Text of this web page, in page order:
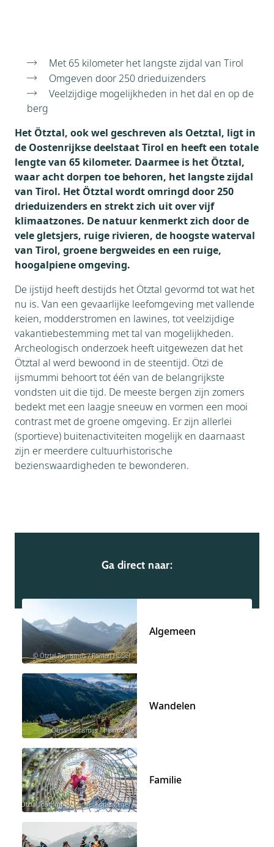
Bezienswaardigheden
Omgeving
Met 65 kilometer het langste zijdal van Tirol
Omgeven door 250 drieduizenders
Veelzijdige mogelijkheden in het dal en op de
berg
Het Ötztal, ook wel geschreven als Oetztal, ligt in
de Oostenrijkse deelstaat Tirol en heeft een totale
lengte van 65 kilometer. Daarmee is het Ötztal,
waar acht dorpen toe behoren, het langste zijdal
van Tirol. Het Ötztal wordt omringd door 250
drieduizenders en strekt zich uit over vijf
klimaatzones. De natuur kenmerkt zich door de
vele gletsjers, ruige rivieren, de hoogste waterval
van Tirol, groene bergweides en een ruige,
hoogalpiene omgeving.
De ijstijd heeft destijds het Ötztal gevormd tot wat het
nu is. Van een gevaarlijke leefomgeving met vallende
keien, modderstromen en lawines, tot veelzijdige
vakantiebestemming met tal van mogelijkheden.
Archeologisch onderzoek heeft uitgewezen dat het
Ötztal al werd bewoond in de steentijd. Ötzi de
ijsmummi behoort tot één van de belangrijkste
vondsten uit die tijd. De meeste bergen zijn zomers
bedekt met een laagje sneeuw en vormen een mooi
contrast met de groene omgeving. Er zijn allerlei
(sportieve) buitenactiviteiten mogelijk en daarnaast
zijn er meerdere cultuurhistorische
bezienswaardigheden te bewonderen.
Ga direct naar:
© Ötztal Tourismus / Roman Huber
Algemeen
© Ötztal Tourismus - Heinz Zak
Wandelen
© Ötztal Tourismus / Manuel Kottersteger
Familie